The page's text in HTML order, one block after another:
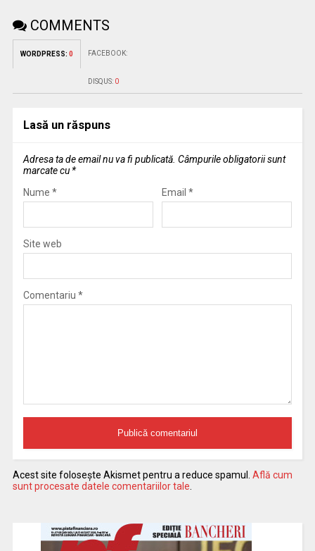
COMMENTS
WORDPRESS: 0 FACEBOOK:
DISQUS: 0
Lasă un răspuns
Adresa ta de email nu va fi publicată. Câmpurile obligatorii sunt
marcate cu *
Nume * Email *
Site web
Comentariu *
Acest site folosește Akismet pentru a reduce spamul. Află cum
sunt procesate datele comentariilor tale.